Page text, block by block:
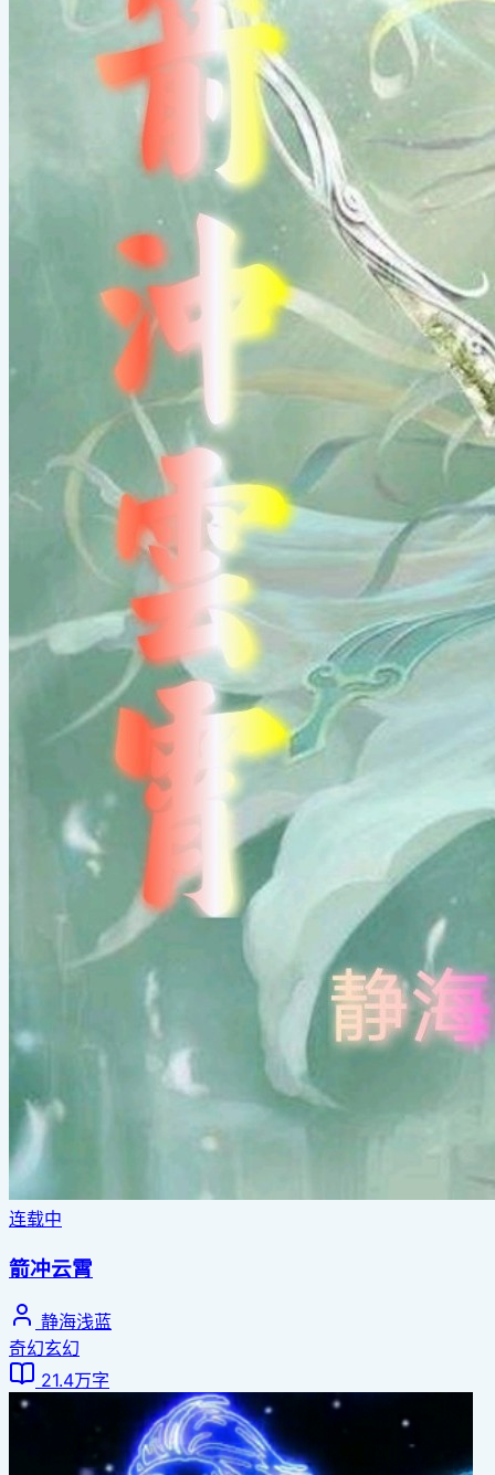
连载中
箭冲云霄
静海浅蓝
奇幻玄幻
21.4万字